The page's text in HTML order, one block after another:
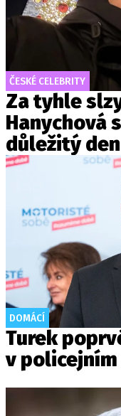
ČESKÉ CELEBRITY
Za tyhle
Hanychová
důležitý den
DOMÁCÍ
Turek
v